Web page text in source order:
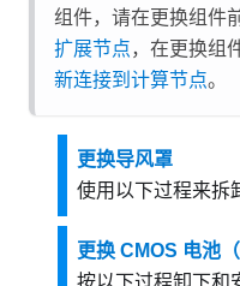
组件，请在更换组件
扩展节点，在更换组
新连接到计算节点。
更换导风罩
使用以下过程来拆
更换 CMOS 电池